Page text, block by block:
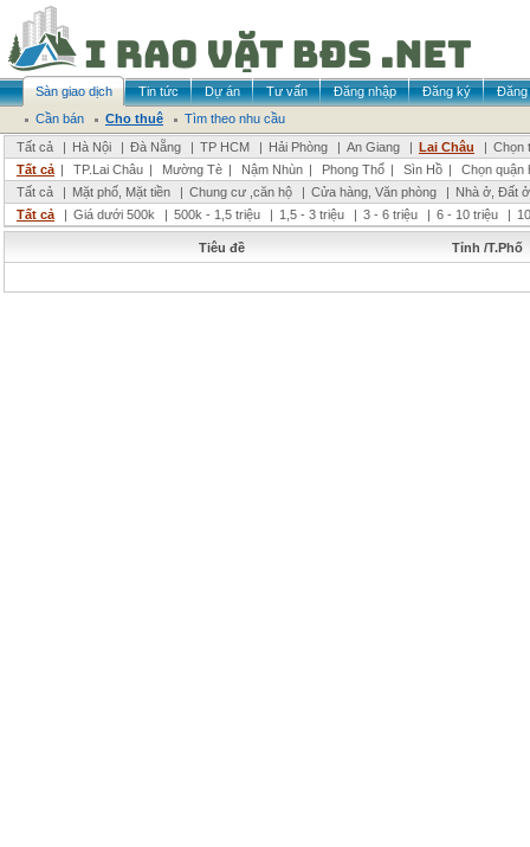
Sàn giao dịch Tin tức Dự án Tư vấn Đăng nhập Đăng ký
Đăng
Cần bán
Cho thuê
Tìm theo nhu cầu
Tất cả
| Hà Nội | Đà Nẵng | TP HCM | Hải Phòng | An Giang | Lai Châu | Chọn
Tất cả | TP.Lai Châu | Mường Tè | Nậm Nhùn | Phong Thổ | Sìn Hồ |
Chọn quận
Tất cả
| Mặt phố, Mặt tiền | Chung cư ,căn hộ | Cửa hàng, Văn phòng | Nhà ở, Đất ở
Tất cả
| Giá dưới 500k | 500k - 1,5 triệu | 1,5 - 3 triệu | 3 - 6 triệu | 6 - 10 triệu |
Tiêu đề Tỉnh /T.Phố